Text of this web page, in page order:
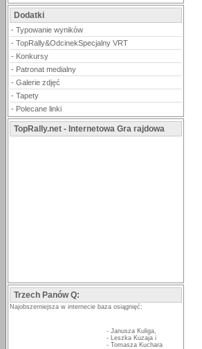
Dodatki
- Typowanie wyników
- TopRally&OdcinekSpecjalny VRT
- Konkursy
- Patronat medialny
- Galerie zdjęć
- Tapety
- Polecane linki
TopRally.net - Internetowa Gra rajdowa
Trzech Panów Q:
Najobszerniejsza w internecie baza osiągnięć:
- Janusza Kuliga,
- Leszka Kuzaja i
- Tomasza Kuchara